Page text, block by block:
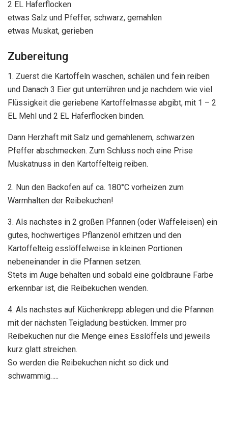
2 EL Haferflocken
etwas Salz und Pfeffer, schwarz, gemahlen
etwas Muskat, gerieben
Zubereitung
1. Zuerst die Kartoffeln waschen, schälen und fein reiben
und Danach 3 Eier gut unterrühren und je nachdem wie viel
Flüssigkeit die geriebene Kartoffelmasse abgibt, mit 1 – 2
EL Mehl und 2 EL Haferflocken binden.
Dann Herzhaft mit Salz und gemahlenem, schwarzen
Pfeffer abschmecken. Zum Schluss noch eine Prise
Muskatnuss in den Kartoffelteig reiben.
2. Nun den Backofen auf ca. 180°C vorheizen zum
Warmhalten der Reibekuchen!
3. Als nachstes in 2 großen Pfannen (oder Waffeleisen) ein
gutes, hochwertiges Pflanzenöl erhitzen und den
Kartoffelteig esslöffelweise in kleinen Portionen
nebeneinander in die Pfannen setzen.
Stets im Auge behalten und sobald eine goldbraune Farbe
erkennbar ist, die Reibekuchen wenden.
4. Als nachstes auf Küchenkrepp ablegen und die Pfannen
mit der nächsten Teigladung bestücken. Immer pro
Reibekuchen nur die Menge eines Esslöffels und jeweils
kurz glatt streichen.
So werden die Reibekuchen nicht so dick und
schwammig…..